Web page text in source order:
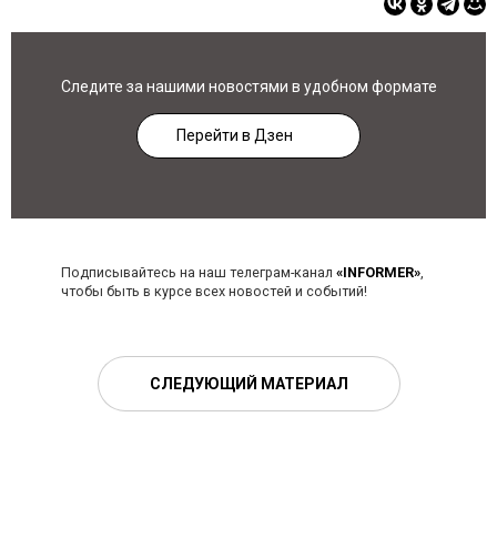
Следите за нашими новостями в удобном формате
Перейти в Дзен
Подписывайтесь на наш телеграм-канал «INFORMER»,
чтобы быть в курсе всех новостей и событий!
СЛЕДУЮЩИЙ МАТЕРИАЛ